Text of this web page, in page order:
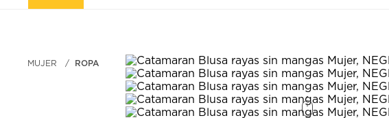
MUJER
ROPA